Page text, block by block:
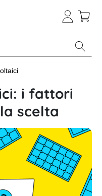
i fattori
scelta